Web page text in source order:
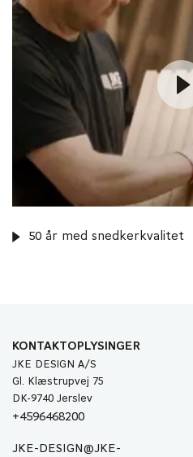
50 år med snedkerkvalitet
KONTAKTOPLYSINGER
JKE DESIGN A/S
Gl. Klæstrupvej 75
DK-9740 Jerslev
+4596468200
JKE-DESIGN@JKE-